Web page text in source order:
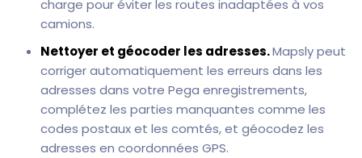
charge pour éviter les routes inadaptées à vos
camions.
Nettoyer et géocoder les adresses.Mapsly peut
corriger automatiquement les erreurs dans les
adresses dans votre Pega enregistrements,
complétez les parties manquantes comme les
codes postaux et les comtés, et géocodez les
adresses en coordonnées GPS.